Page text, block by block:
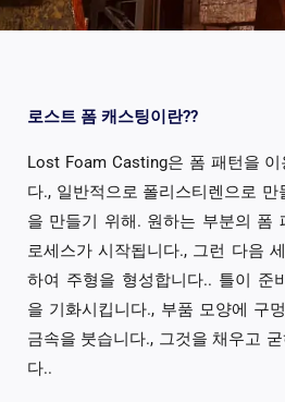
로스트 폼 캐스팅이란??
Lost Foam Casting은 폼 패턴을
다., 일반적으로 폴리스티렌으로
을 만들기 위해. 원하는 부분의 폼
로세스가 시작됩니다., 그런 다음
하여 주형을 형성합니다.. 틀이 준
을 기화시킵니다., 부품 모양에 구
금속을 붓습니다., 그것을 채우고
다..